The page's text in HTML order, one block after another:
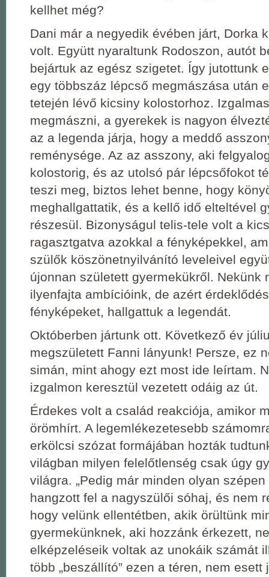
kellhet még?
Dani már a negyedik évében járt, Dorka
volt. Együtt nyaraltunk Rodoszon, autót
bejártuk az egész szigetet. Így jutottunk
egy többszáz lépcső megmászása után
tetején lévő kicsiny kolostorhoz.
megmászni, a gyerekek is nagyon
az a legenda járja, hogy a meddő
reménysége. Az az asszony, aki
kolostorig, és az utolsó pár lépcsőfokot
teszi meg, biztos lehet benne, hogy
meghallgattatik, és a kellő idő elteltével
részesül. Bizonyságul telis-tele volt a
ragasztgatva azokkal a fényképekkel,
szülők köszönetnyilvánító leveleivel
újonnan született gyermekükről. Nekünk
ilyenfajta ambícióink, de azért
fényképeket, hallgattuk a legendát.
Októberben jártunk ott. Következő év
megszületett Fanni lányunk! Persze, ez
simán, mint ahogy ezt most ide leírtam.
izgalmon keresztül vezetett odáig az út.
Érdekes volt a család reakciója, amikor
örömhírt. A legemlékezetesebb
erkölcsi szózat formájában hozták
világban milyen felelőtlenség csak úgy
világra. „Pedig már minden olyan szépen
hangzott fel a nagyszülői sóhaj, és nem
hogy velünk ellentétben, akik örültünk
gyermekünknek, aki hozzánk érkezett,
elképzeléseik voltak az unokáik számát
több „beszállító” ezen a téren, nem esett